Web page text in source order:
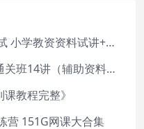
2021年教师资格证统考面试 小学教资资料试讲+答辩
中小学美术面试说课试讲通关班14讲（辅助资料第一套）
教程完整》
营 151G网课大合集